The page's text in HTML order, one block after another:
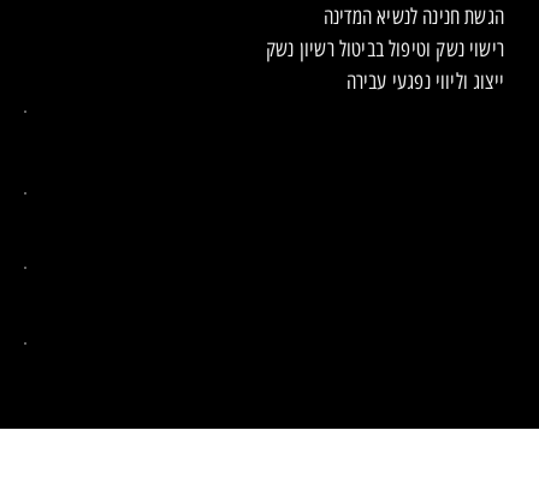
הגשת חנינה לנשיא המדינה
רישוי נשק וטיפול בביטול רשיון נשק
ייצוג וליווי נפגעי עבירה